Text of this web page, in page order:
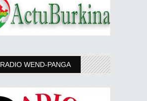
RADIO WEND-PANGA